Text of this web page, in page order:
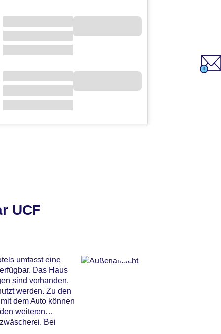
UCF
umfasst eine
Das Haus
sind vorhanden.
werden. Zu den
dem Auto können
weiteren
Bei